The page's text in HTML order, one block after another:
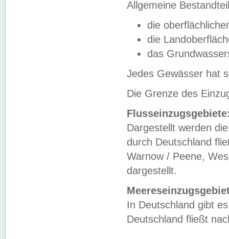
Allgemeine
die
die
das
Jedes Gewässer hat
Die Grenze des
Dargestellt werden
durch Deutschland
Warnow / Peene,
dargestellt.
In Deutschland gibt
Deutschland fließt